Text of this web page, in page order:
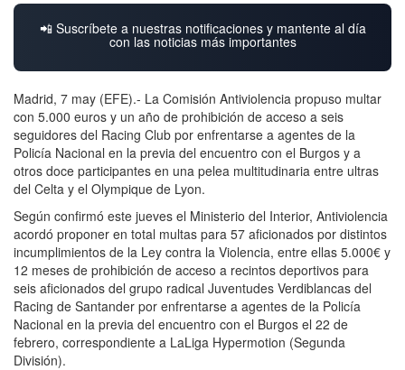
📲 Suscríbete a nuestras notificaciones y mantente al día
con las noticias más importantes
Madrid, 7 may (EFE).- La Comisión Antiviolencia propuso multar
con 5.000 euros y un año de prohibición de acceso a seis
seguidores del Racing Club por enfrentarse a agentes de la
Policía Nacional en la previa del encuentro con el Burgos y a
otros doce participantes en una pelea multitudinaria entre ultras
del Celta y el Olympique de Lyon.
Según confirmó este jueves el Ministerio del Interior, Antiviolencia
acordó proponer en total multas para 57 aficionados por distintos
incumplimientos de la Ley contra la Violencia, entre ellas 5.000€ y
12 meses de prohibición de acceso a recintos deportivos para
seis aficionados del grupo radical Juventudes Verdiblancas del
Racing de Santander por enfrentarse a agentes de la Policía
Nacional en la previa del encuentro con el Burgos el 22 de
febrero, correspondiente a LaLiga Hypermotion (Segunda
División).